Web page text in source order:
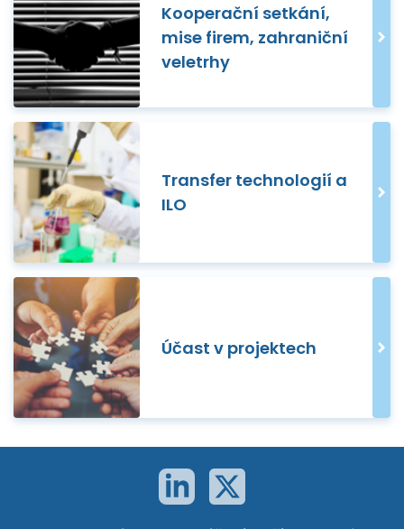
Kooperační setkání,
mise firem, zahraniční
veletrhy
Transfer technologií a
ILO
Účast v projektech